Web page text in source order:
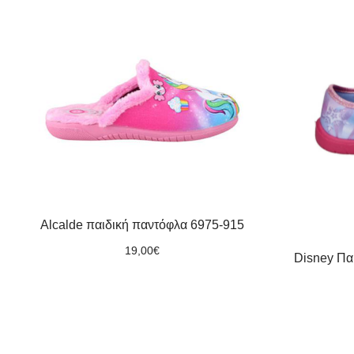
Alcalde παιδική παντόφλα 6975-915
19,00€
Disney